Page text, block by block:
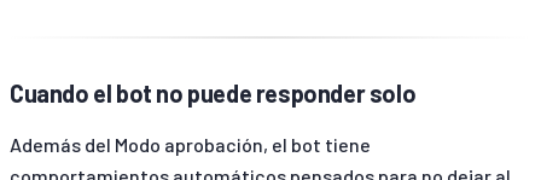
Cuando el bot no puede responder solo
Además del Modo aprobación, el bot tiene